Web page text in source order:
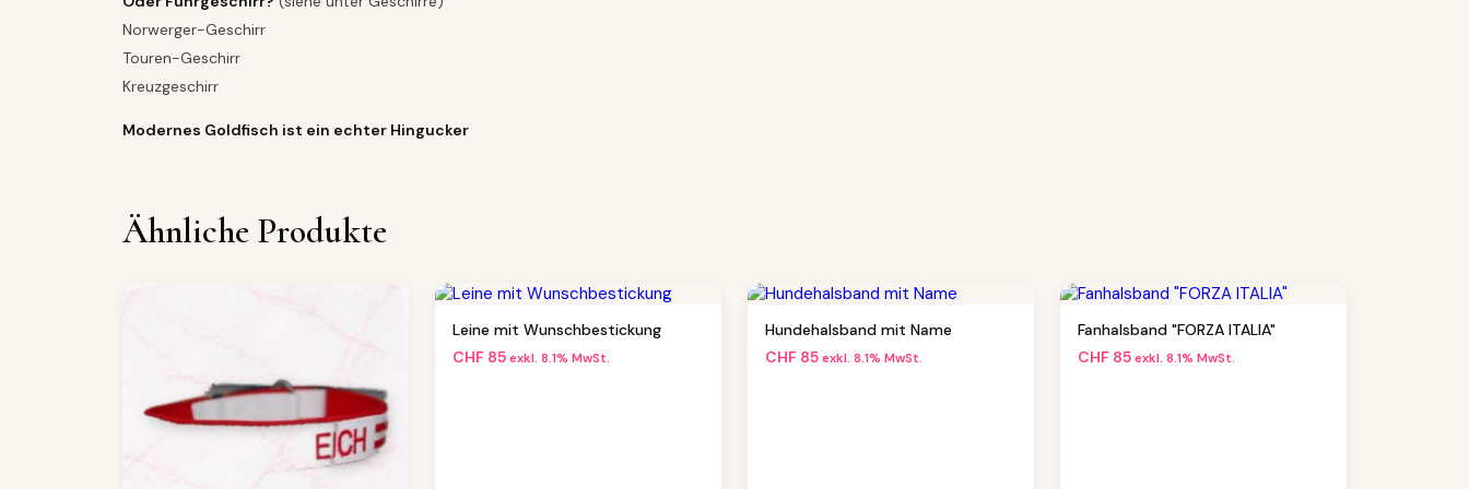
Norwerger-Geschirr
Touren-Geschirr
Kreuzgeschirr
Modernes Goldfisch ist ein echter Hingucker
Ähnliche Produkte
Leine mit Wunschbestickung
CHF 85exkl. 8.1% MwSt.
Hundehalsband mit Name
CHF 85exkl. 8.1% MwSt.
Fanhalsband "FORZA ITALIA"
CHF 85exkl. 8.1% MwSt.